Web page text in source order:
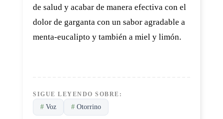
de salud y acabar de manera efectiva con el
dolor de garganta con un sabor agradable a
menta-eucalipto y también a miel y limón.
SIGUE LEYENDO SOBRE:
# Voz # Otorrino